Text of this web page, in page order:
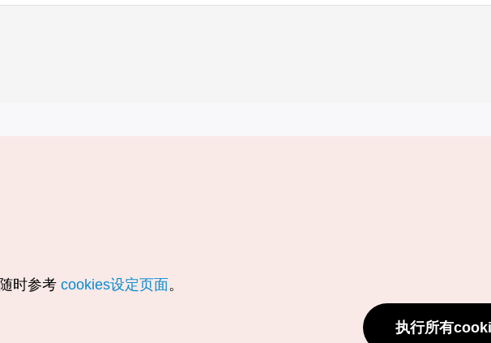
数字图书 / 电子书
定位服务使用条款
个人位置信息处理方针
时参考 cookies设定页面。
执行所有